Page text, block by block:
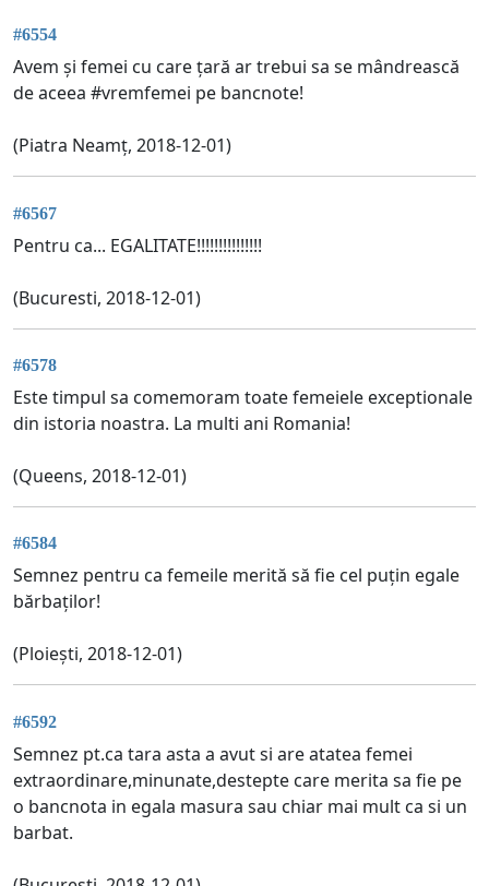
#6554
Avem și femei cu care țară ar trebui sa se mândrească
de aceea #vremfemei pe bancnote!
(Piatra Neamț, 2018-12-01)
#6567
Pentru ca... EGALITATE!!!!!!!!!!!!!!!
(Bucuresti, 2018-12-01)
#6578
Este timpul sa comemoram toate femeiele exceptionale
din istoria noastra. La multi ani Romania!
(Queens, 2018-12-01)
#6584
Semnez pentru ca femeile merită să fie cel puțin egale
bărbaților!
(Ploiești, 2018-12-01)
#6592
Semnez pt.ca tara asta a avut si are atatea femei
extraordinare,minunate,destepte care merita sa fie pe
o bancnota in egala masura sau chiar mai mult ca si un
barbat.